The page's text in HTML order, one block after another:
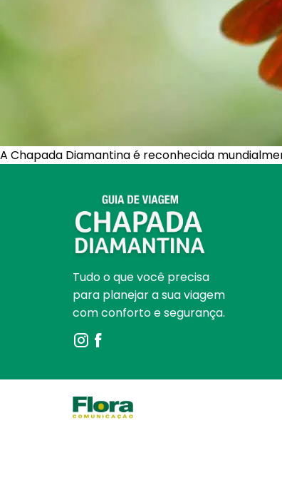
A Chapada Diamantina é reconhecida
Tudo o que você precisa
para planejar a sua viagem
com conforto e segurança.